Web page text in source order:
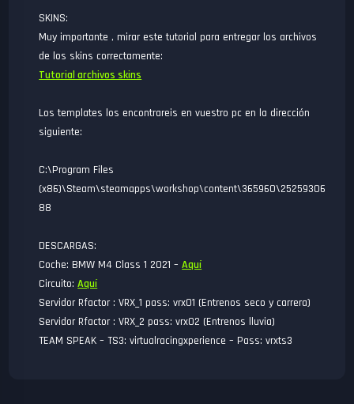
SKINS:
Muy importante , mirar este tutorial para entregar los archivos
de los skins correctamente:
Tutorial archivos skins
Los templates los encontrareis en vuestro pc en la dirección
siguiente:
C:\Program Files
(x86)\Steam\steamapps\workshop\content\365960\25259306
88
DESCARGAS:
Coche: BMW M4 Class 1 2021 –Aquí
Circuito:Aquí
Servidor Rfactor : VRX_1 pass: vrx01 (Entrenos seco y carrera)
Servidor Rfactor : VRX_2 pass: vrx02 (Entrenos lluvia)
TEAM SPEAK – TS3: virtualracingxperience – Pass: vrxts3